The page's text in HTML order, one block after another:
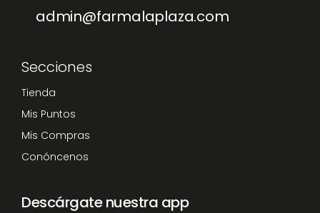
admin@farmalaplaza.com
Secciones
Tienda
Mis Puntos
Mis Compras
Conóncenos
Descárgate nuestra app